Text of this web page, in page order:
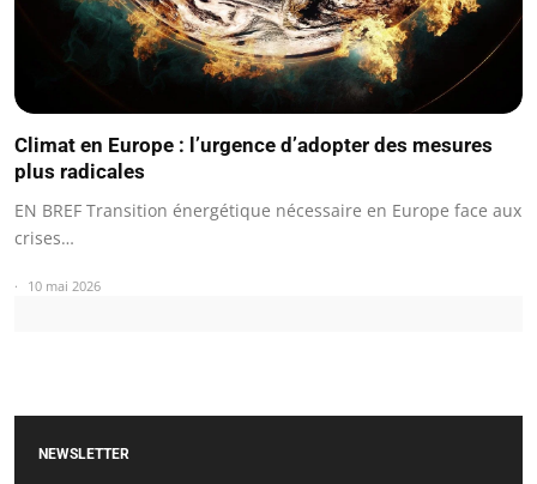
Climat en Europe : l’urgence d’adopter des mesures
plus radicales
EN BREF Transition énergétique nécessaire en Europe face aux
crises…
10 mai 2026
NEWSLETTER